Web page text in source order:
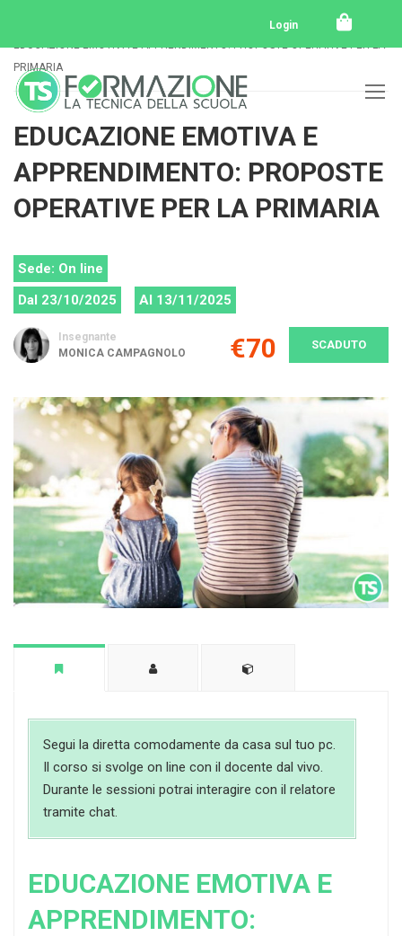
Login
EDUCAZIONE EMOTIVA E APPRENDIMENTO: PROPOSTE OPERATIVE PER LA
PRIMARIA
EDUCAZIONE EMOTIVA E
APPRENDIMENTO: PROPOSTE
OPERATIVE PER LA PRIMARIA
Sede: On line
Dal 23/10/2025
Al 13/11/2025
Insegnante
MONICA CAMPAGNOLO
€70 SCADUTO
Segui la diretta comodamente da casa sul tuo pc.
Il corso si svolge on line con il docente dal vivo.
Durante le sessioni potrai interagire con il relatore
tramite chat.
EDUCAZIONE EMOTIVA E
APPRENDIMENTO: